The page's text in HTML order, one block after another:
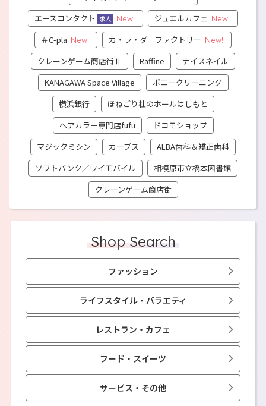
エースコンタクト 求人 New! ジュエルカフェ New!
＃C-pla New! カ・ラ・ダ ファクトリー New!
クレーンゲーム商店街Ⅱ Raffine
ナイスネイル
KANAGAWA Space Village
ポニークリーニング
横浜銀行
ほねごり杜のホールはしもと
ヘアカラー専門店fufu
ドコモショップ
マジックミシン
カーブス
ALBA歯科＆矯正歯科
ソフトバンク／ワイモバイル
相模原市立橋本図書館
クレーンゲーム商店街
Shop Search
ファッション
ライフスタイル・バラエティ
レストラン・カフェ
フード・スイーツ
サービス・その他